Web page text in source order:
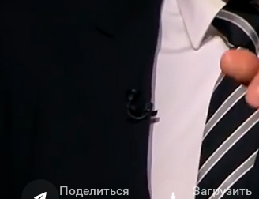
Поделиться
Загрузить